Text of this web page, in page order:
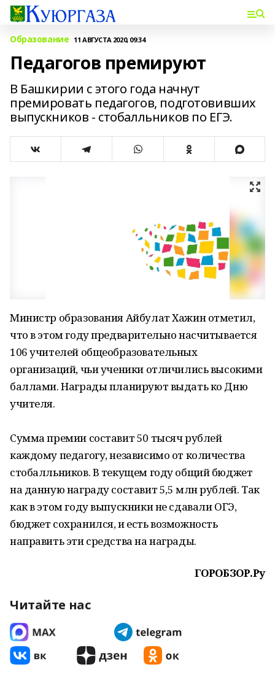
Образование 11 АВГУСТА 2020, 09:34
Педагогов премируют
В Башкирии с этого года начнут
премировать педагогов, подготовивших
выпускников - стобалльников по ЕГЭ.
Министр образования Айбулат Хажин отметил,
что в этом году предварительно насчитывается
106 учителей общеобразовательных
организаций, чьи ученики отличились высокими
баллами. Награды планируют выдать ко Дню
учителя.
Сумма премии составит 50 тысяч рублей
каждому педагогу, независимо от количества
стобалльников. В текущем году общий бюджет
на данную награду составит 5,5 млн рублей. Так
как в этом году выпускники не сдавали ОГЭ,
бюджет сохранился, и есть возможность
направить эти средства на награды.
ГОРОБЗОР.Ру
Читайте нас